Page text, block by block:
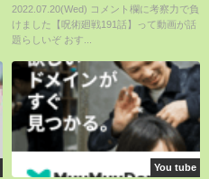
2022.07.20(Wed) コメント欄に考察力で負
けました【呪術廻戦191話】って動画が話
題らしいぞ おす...
You tube